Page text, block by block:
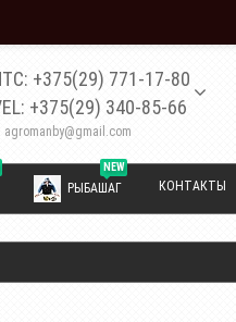
+375(29) 771-17-80
+375(29) 340-85-66
agromanby@gmail.com
NEW
РЫБАШАГ КОНТАКТЫ